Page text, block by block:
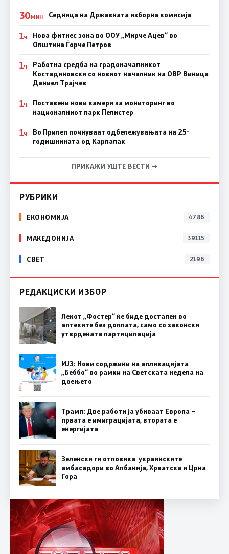
30МИН Седница на Државната изборна комисија
1Ч
Нова фитнес зона во ООУ „Мирче Ацев“ во
Општина Ѓорче Петров
1Ч
Работна средба на градоначалникот
Костадиновски со новиот началник на ОВР Виница
Даниел Трајчев
1Ч
Поставени нови камери за мониторинг во
националниот парк Пелистер
1Ч
Во Прилеп почнуваат одбележувањата на 25-
годишнината од Карпалак
ПРИКАЖИ УШТЕ ВЕСТИ →
РУБРИКИ
ЕКОНОМИЈА 4786
МАКЕДОНИЈА 39115
СВЕТ 2196
РЕДАКЦИСКИ ИЗБОР
Лекот „Фостер“ ќе биде достапен во
аптеките без доплата, само со законски
утврдената партиципација
ИЈЗ: Нови содржини на апликацијата
„Беббо“ во рамки на Светската недела на
доењето
Трамп: Две работи ја убиваат Европа –
првата е имиграцијата, втората е
енергијата
Зеленски ги отповика украинските
амбасадори во Албанија, Хрватска и Црна
Гора